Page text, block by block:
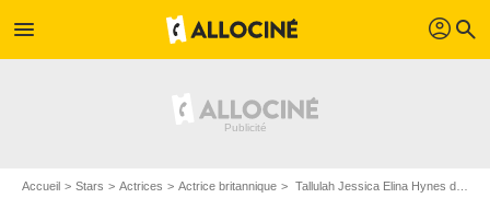
menu profil search
Accueil Stars Actrices Actrice britannique Tallulah Jessica Elina Hynes dit Jessica Stevenson